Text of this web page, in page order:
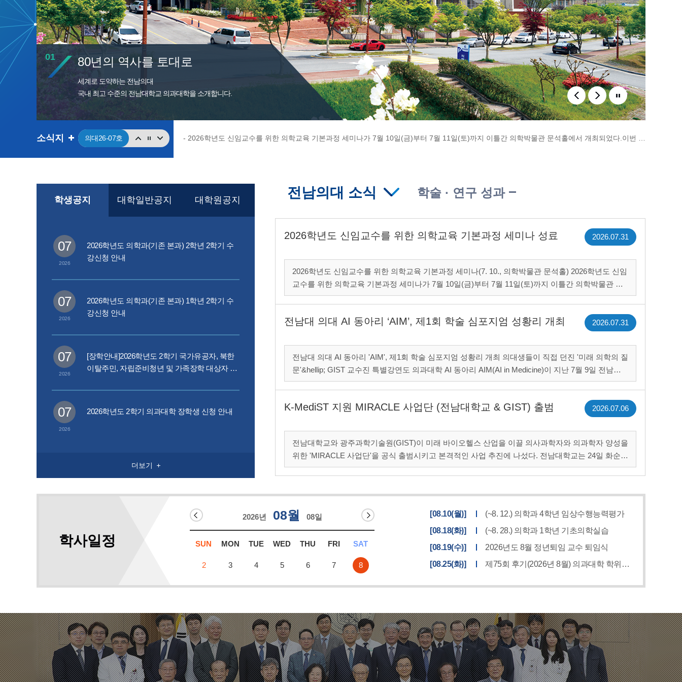
01 80년의 역사를 토대로
01 80년의 역사를 토대로
01 80년의 역사를 토대로
01 80년의 역사를 토대로
01 80년의 역사를 토대로
국내 최고 수준의 전남대학교 의과대학을 소개합니다.
01 80년의 역사를 토대로
02 2026학년도 신임교수를 위한 의학교육 기본과정 세미나
학생공지
2026학년도 의학과(기존 본과) 2학년 2학기 수
강신청 안내
2026
07
2026학년도 의학과(기존 본과) 1학년 2학기 수
강신청 안내
2026
07
[장학안내]2026학년도 2학기 국가유공자, 북한
이탈주민, 자립준비청년 및 가족장학 대상자 신
2026
07
2026학년도 2학기 의과대학 장학생 신청 안내
2026
07
더보기
대학일반공지 대학원공지
소식지 의대26-07호
전남의대 소식
2026학년도 신임교수를 위한 의학교육 기본과정 세미나 성료
2026학년도 신임교수를 위한 의학교육 기본과정 세미나(7. 10., 의학박물관 문석홀) 2026학년도 신임
교수를 위한 의학교육 기본과정 세미나가 7월 10일(금)부터 7월 11일(토)까지 이틀간 의학박물관 문
석홀에서 개최되었다. 이번 세미나는 신임교원의 교육 역량을 강화하고 의과대학 교수로서의 책무..
2026.07.31
전남대 의대 AI 동아리 ‘AIM’, 제1회 학술 심포지엄 성황리 개최
전남대 의대 AI 동아리 'AIM', 제1회 학술 심포지엄 성황리 개최 의대생들이 직접 던진 '미래 의학의 질
문'&hellip; GIST 교수진 특별강연도 의과대학 AI 동아리 AIM(AI in Medicine)이 지난 7월 9일 전남대
학교 의과대학 박물관 문석홀에서 '제1회 AIM 학술 심포지엄'을 개최했다. 'AI in Medicine &mdash;
2026.07.31
K-MediST 지원 MIRACLE 사업단 (전남대학교 & GIST) 출범
전남대학교와 광주과학기술원(GIST)이 미래 바이오헬스 산업을 이끌 의사과학자와 의과학자 양성을
위한 'MIRACLE 사업단'을 공식 출범시키고 본격적인 사업 추진에 나섰다. 전남대학교는 24일 화순전
남대학교병원 미래의료혁신센터에서 'K-MediST 지원 MIRACLE 사업단 출범식'을 개최했다고 밝혔
2026.07.06
학술 · 연구 성과
학사일정
2026년 08월 08일
SUN MON TUE WED THU FRI SAT
2 3 4 5 6 7 8
[08.10(월)]
(~8. 12.) 의학과 4학년 임상수행능력평가
[08.18(화)]
(~8. 28.) 의학과 1학년 기초의학실습
[08.19(수)]
2026년도 8월 정년퇴임 교수 퇴임식
[08.25(화)]
제75회 후기(2026년 8월) 의과대학 학위수여식